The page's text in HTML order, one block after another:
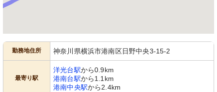
勤務地住所 神奈川県横浜市港南区日野中央3-15-2
最寄り駅
洋光台駅から0.9km
港南台駅から1.1km
港南中央駅から2.4km